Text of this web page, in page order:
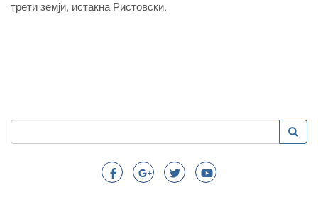
трети земји, истакна Ристовски.
Search
Пребарување